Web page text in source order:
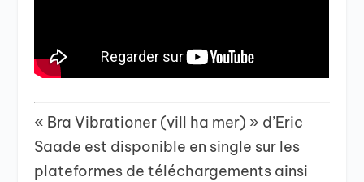
« Bra Vibrationer (vill ha mer) » d’Eric
Saade est disponible en single sur les
plateformes de téléchargements ainsi